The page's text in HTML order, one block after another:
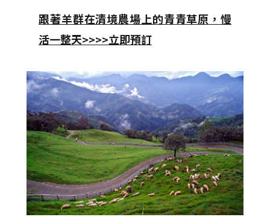
跟著羊群在清境農場上的青青草原，慢
活一整天>>>>立即預訂